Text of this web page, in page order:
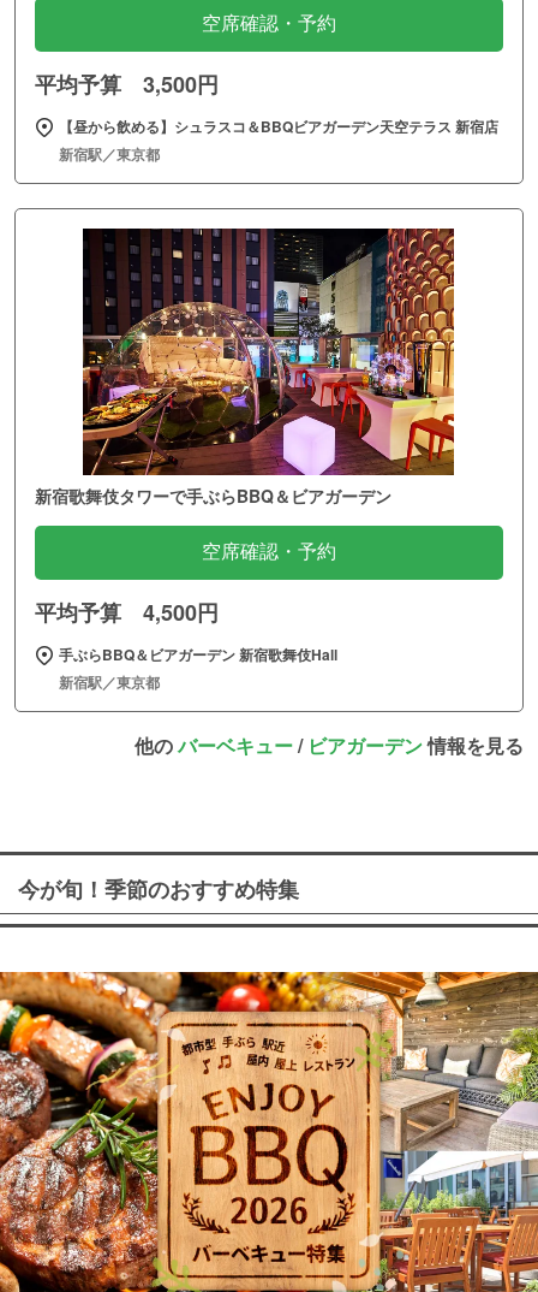
空席確認・予約
平均予算 3,500円
【昼から飲める】シュラスコ＆BBQビアガーデン天空テラス 新宿店
新宿駅／東京都
新宿歌舞伎タワーで手ぶらBBQ＆ビアガーデン
空席確認・予約
平均予算 4,500円
手ぶらBBQ＆ビアガーデン 新宿歌舞伎Hall
新宿駅／東京都
他のバーベキュー/ ビアガーデン情報を見る
今が旬！季節のおすすめ特集